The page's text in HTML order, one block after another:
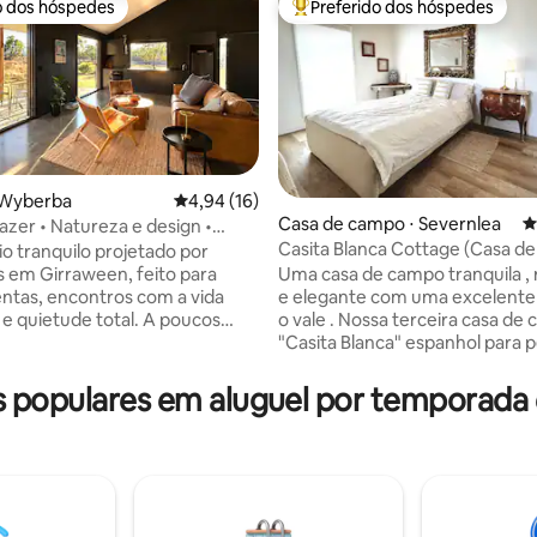
de 5, 116 avaliações
dos hóspedes
dos hóspedes
4,94 de uma avaliação média de 5, 16
4,94 (16)
• Natureza e design •
tranquilo projetado por
em Girraween, feito para
encontros com a vida
quietude total. A poucos
mas imerso na natureza.
convida você a se
e estrelado, sentado em frente
Entre os melhores preferidos
Preferido dos hóspedes
Casa de campo ⋅ Severnlea
Casita Blanca Cottage (Casa
Uma casa de campo tranquila
e elegante com uma
o vale . Nossa terceira casa de campo
"Casita Blanca" espanhol para
tem o charme atemporal de
antiguidades francesas e
antiguidades francesas
lustres de cristal. Temos
em aluguel por temporada